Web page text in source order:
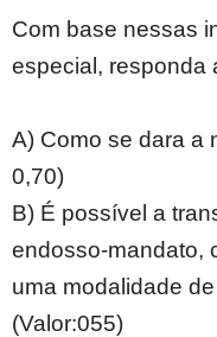
Com base nessas
especial, responda
A) Como se dara a
0,70)
B) É possível a
endosso-mandato,
uma modalidade
(Valor:055)